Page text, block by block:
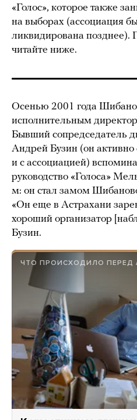
«Голос», которое также
на выборах (ассоциация
ликвидирована позднее).
читайте ниже.
Осенью 2001 года
исполнительным
Бывший сопредседатель
Андрей Бузин (он активно
и с ассоциацией)
руководство «Голоса»
м: он стал замом
«Он еще в Астрахани
хороший организатор
Бузин.
ЧТО ПРОИСХОДИЛО ПЕРЕД